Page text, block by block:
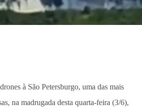
à São Petersburgo, uma das mais
na madrugada desta quarta-feira (3/6),